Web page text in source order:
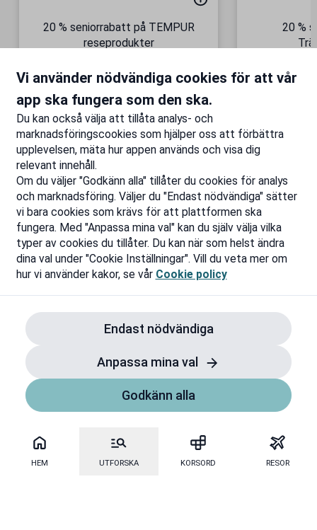
HEM UTFORSKA KORSORD RESOR
20 % seniorrabatt på TEMPUR
reseprodukter
är!
Till rabatten
20 %
Vi använder nödvändiga cookies för att vår
app ska fungera som den ska.
Du kan också välja att tillåta analys- och
marknadsföringscookies som hjälper oss att förbättra
upplevelsen, mäta hur appen används och visa dig
relevant innehåll.
Om du väljer "Godkänn alla" tillåter du cookies för analys
och marknadsföring. Väljer du "Endast nödvändiga" sätter
vi bara cookies som krävs för att plattformen ska
fungera. Med "Anpassa mina val" kan du själv välja vilka
typer av cookies du tillåter. Du kan när som helst ändra
dina val under "Cookie Inställningar". Vill du veta mer om
hur vi använder kakor, se vår Cookie policy
Endast nödvändiga
Anpassa mina val
Godkänn alla